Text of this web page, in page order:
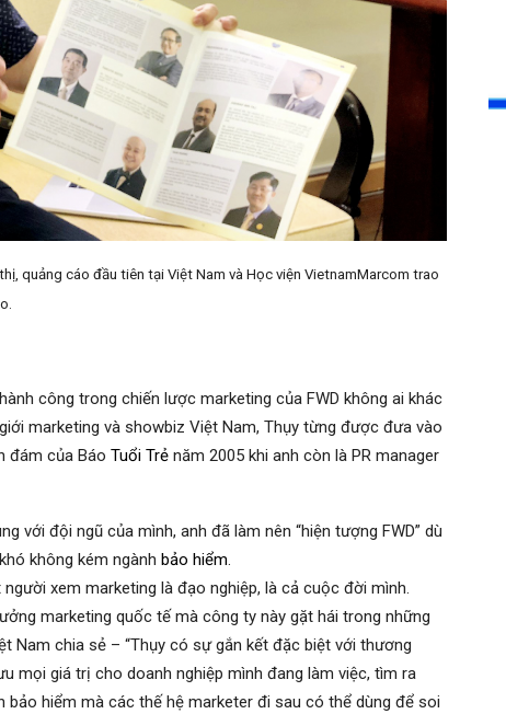
quảng cáo đầu tiên tại Việt Nam và Học viện VietnamMarcom trao
công trong chiến lược marketing của FWD không ai khác
marketing và showbiz Việt Nam, Thụy từng được đưa vào
đám của Báo Tuổi Trẻ năm 2005 khi anh còn là PR manager
với đội ngũ của mình, anh đã làm nên “hiện tượng FWD” dù
không kém ngành bảo hiểm.
xem marketing là đạo nghiệp, là cả cuộc đời mình.
marketing quốc tế mà công ty này gặt hái trong những
Nam chia sẻ – “Thụy có sự gắn kết đặc biệt với thương
mọi giá trị cho doanh nghiệp mình đang làm việc, tìm ra
hiểm mà các thế hệ marketer đi sau có thể dùng để soi